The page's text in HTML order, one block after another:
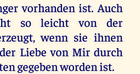
vorhanden ist. Auch
so leicht von der
wenn sie ihnen
Liebe von Mir durch
gegeben worden ist.